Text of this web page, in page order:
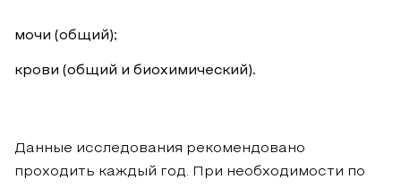
мочи (общий);
крови (общий и биохимический).
Данные исследования рекомендовано
проходить каждый год. При необходимости по